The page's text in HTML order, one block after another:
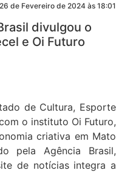
26 de Fevereiro de 2024 às 18:01
divulgou o
e Oi Futuro
de Cultura, Esporte
o instituto Oi Futuro,
criativa em Mato
pela Agência Brasil,
de notícias integra a